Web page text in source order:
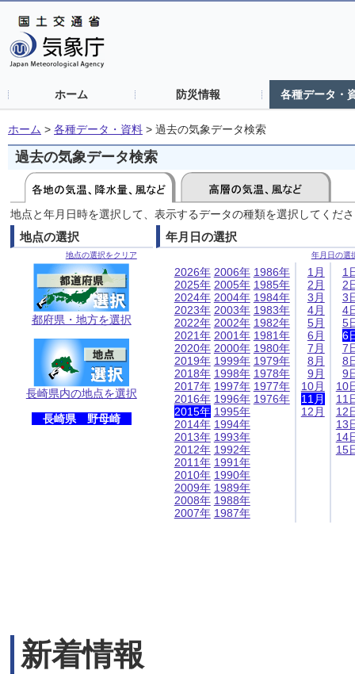
ホーム 防災情報 各種データ・
ホーム > 各種データ・資料 > 過去の気象データ検索
過去の気象データ検索
地点と年月日時を選択して、表示するデータの種類を選択してくだ
地点の選択
地点の選択をクリア
都府県・地方を選択
長崎県内の地点を選択
長崎県 野母崎
年月日の選択
年月日の選
2026年
2025年
2024年
2023年
2022年
2021年
2020年
2019年
2018年
2017年
2016年
2015年
2014年
2013年
2012年
2011年
2010年
2009年
2008年
2007年
2006年
2005年
2004年
2003年
2002年
2001年
2000年
1999年
1998年
1997年
1996年
1995年
1994年
1993年
1992年
1991年
1990年
1989年
1988年
1987年
1986年
1985年
1984年
1983年
1982年
1981年
1980年
1979年
1978年
1977年
1976年
1月
2月
3月
4月
5月
6月
7月
8月
9月
10月
11月
12月
1
2
3
4
5
6
7
8
9
10
11
12
13
14
15
新着情報